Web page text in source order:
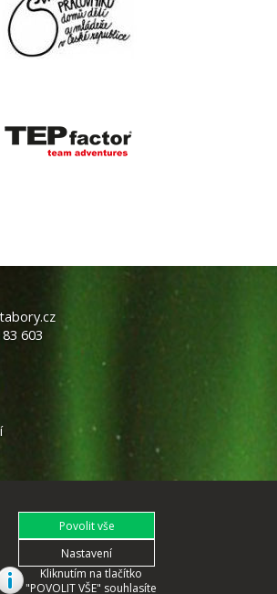
603
Kliknutím na tlačítko
"POVOLIT VŠE" souhlasíte